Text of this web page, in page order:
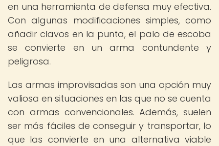
en una herramienta de defensa muy efectiva.
Con algunas modificaciones simples, como
añadir clavos en la punta, el palo de escoba
se convierte en un arma contundente y
peligrosa.
Las armas improvisadas son una opción muy
valiosa en situaciones en las que no se cuenta
con armas convencionales. Además, suelen
ser más fáciles de conseguir y transportar, lo
que las convierte en una alternativa viable